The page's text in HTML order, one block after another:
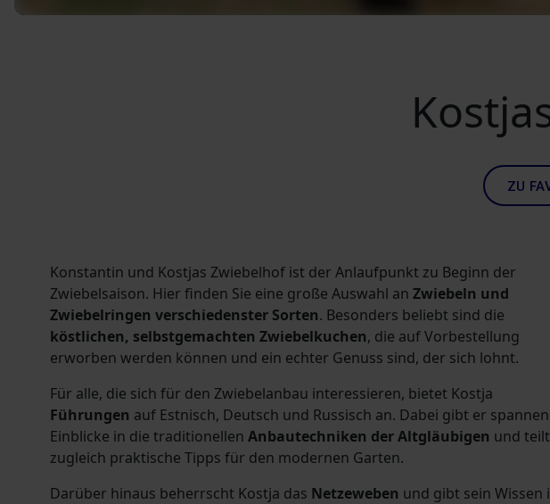
ZU
Konstantin und Kostjas Zwiebelhof ist der Anlaufpunkt zu Beginn der
Zwiebelsaison. Hier finden Sie eine große Auswahl an Zwiebeln und
Zwiebelringen verschiedenster Sorten. Besonders beliebt sind die
köstlichen, selbstgemachten Zwiebelkuchen, die auf Vorbestellung
erworben werden können und ein echter Genuss sind, der sich lohnt.
Für alle, die sich für den Zwiebelanbau interessieren, bietet Kostja
Führungen auf Estnisch, Deutsch und Russisch an. Dabei gibt er
Einblicke in die traditionellen Anbautechniken der Altgläubigen und teilt
zugleich praktische Tipps für den modernen Garten.
Darüber hinaus beherrscht Kostja das Netzeweben und gibt sein Wissen